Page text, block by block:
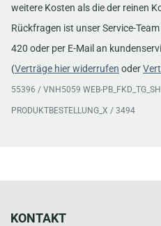
KONTAKT